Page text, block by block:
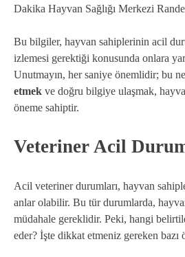
Dakika Hayvan Sağlığı Merkezi
Bu bilgiler, hayvan sahiplerinin acil
izlemesi gerektiği konusunda onlara
Unutmayın, her saniye önemlidir; bu
etmek ve doğru bilgiye ulaşmak,
öneme sahiptir.
Veteriner Acil
Acil veteriner durumları, hayvan
anlar olabilir. Bu tür durumlarda,
müdahale gereklidir. Peki, hangi
eder? İşte dikkat etmeniz gereken bazı